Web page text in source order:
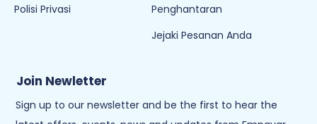
Polisi Privasi
Penghantaran
Jejaki Pesanan Anda
Join Newletter
Sign up to our newsletter and be the first to hear the